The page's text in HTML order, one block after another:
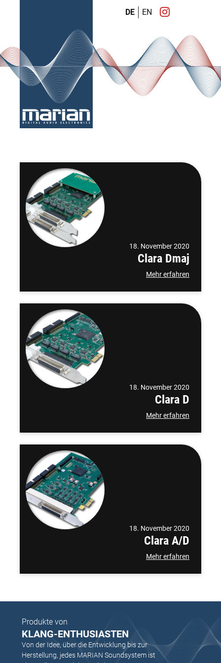
DE EN
18. November 2020
Clara Dmaj
Mehr erfahren
18. November 2020
Clara D
Mehr erfahren
18. November 2020
Clara A/D
Mehr erfahren
Produkte von
KLANG-ENTHUSIASTEN
Von der Idee, über die Entwicklung bis zur
Herstellung, jedes MARIAN Soundsystem ist